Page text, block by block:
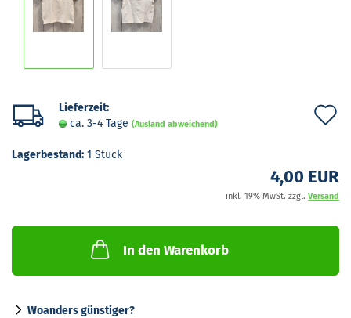
Lieferzeit:
ca. 3-4 Tage (Ausland abweichend)
Lagerbestand: 1 Stück
4,00 EUR
inkl. 19% MwSt. zzgl. Versand
In den Warenkorb
Woanders günstiger?